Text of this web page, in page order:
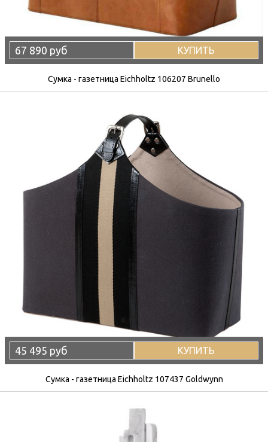
67 890 руб КУПИТЬ
Сумка - газетница Eichholtz 106207 Brunello
45 495 руб КУПИТЬ
Сумка - газетница Eichholtz 107437 Goldwynn